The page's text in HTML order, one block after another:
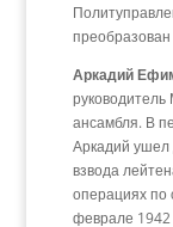
Аркадий
ансамбля. В
Аркадий
взвода
операциях по
феврале 1942